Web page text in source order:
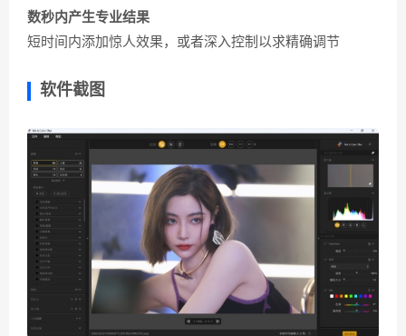
数秒内产生专业结果
短时间内添加惊人效果，或者深入控制以求精确调节
软件截图